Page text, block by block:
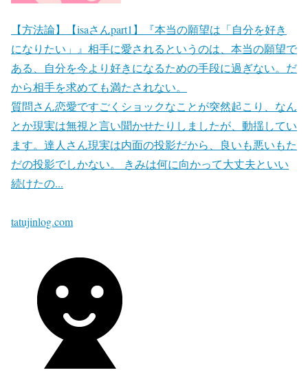
【方法論】【isaさんpart1】『本当の願望は「自分を好き
になりたい」』相手に愛されるというのは、本当の願望で
ある、自分を今より好きになるための手段に過ぎない。だ
から相手を求めても満たされない。
質問さん恋愛ですごくショックなことが突然起こり、なん
とか現実は無視と言い聞かせたりしましたが、動揺してい
ます。達人さん現実は内面の投影だから、良いも悪いもた
だの投影でしかない。 きみは何に向かって大丈夫といい
続けたの...
tatujinlog.com